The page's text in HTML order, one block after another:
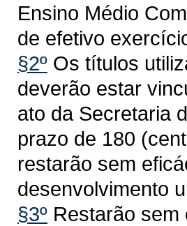
Ensino Médio
de efetivo
§2º Os títulos
deverão estar
ato da Secretaria
prazo de 180
restarão sem
desenvolvimento
§3º Restarão sem